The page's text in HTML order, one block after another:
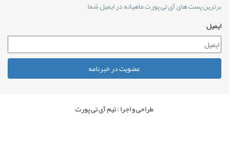
برترین پست های آی تی پورت ماهیانه در ایمیل شما
ایمیل
عضویت در خبرنامه
طراحی و اجرا : تیم آی تی پورت